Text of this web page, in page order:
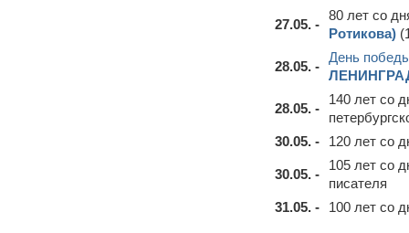
27.05. -
80 лет со
Ротикова)
28.05. -
День
28.05. -
140 лет со
30.05. -
120 лет со
30.05. -
105 лет со
писателя
31.05. -
100 лет со